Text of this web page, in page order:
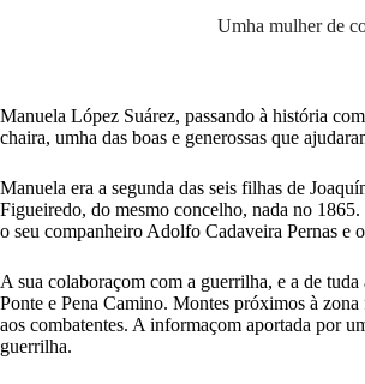
Umha mulher de
Manuela López Suárez, passando à história
chaira, umha das boas e generossas que
Manuela era a segunda das seis filhas de
Figueiredo, do mesmo concelho, nada no
o seu companheiro Adolfo Cadaveira Pernas e
A sua colaboraçom com a guerrilha, e a de
Ponte e Pena Camino. Montes próximos à
aos combatentes. A informaçom aportada por
guerrilha.